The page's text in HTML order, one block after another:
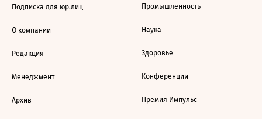
Подписка для юр.лиц
О компании
Редакция
Менеджмент
Архив
Промышленность
Наука
Здоровье
Конференции
Премия Импульс